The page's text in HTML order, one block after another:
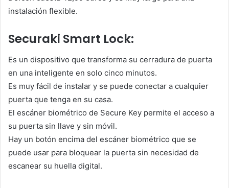
instalación flexible.
Securaki Smart Lock:
Es un dispositivo que transforma su cerradura de puerta
en una inteligente en solo cinco minutos.
Es muy fácil de instalar y se puede conectar a cualquier
puerta que tenga en su casa.
El escáner biométrico de Secure Key permite el acceso a
su puerta sin llave y sin móvil.
Hay un botón encima del escáner biométrico que se
puede usar para bloquear la puerta sin necesidad de
escanear su huella digital.